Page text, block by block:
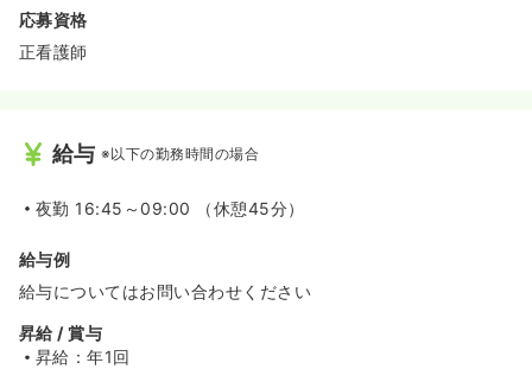
応募資格
正看護師
給与 ※以下の勤務時間の場合
夜勤 16:45～09:00 （休憩45分）
給与例
給与についてはお問い合わせください
昇給 / 賞与
昇給：年1回